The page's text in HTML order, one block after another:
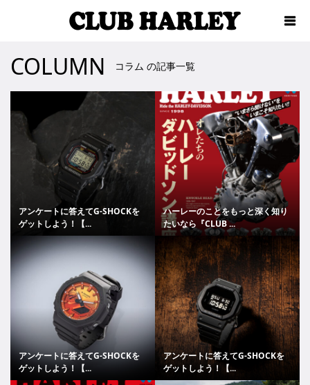
COLUMN コラム の記事一覧
アンケートに答えてG-SHOCKを
ゲットしよう！【...
ハーレーのことをもっと深く知り
たいなら『CLUB ...
アンケートに答えてG-SHOCKを
ゲットしよう！【...
アンケートに答えてG-SHOCKを
ゲットしよう！【...